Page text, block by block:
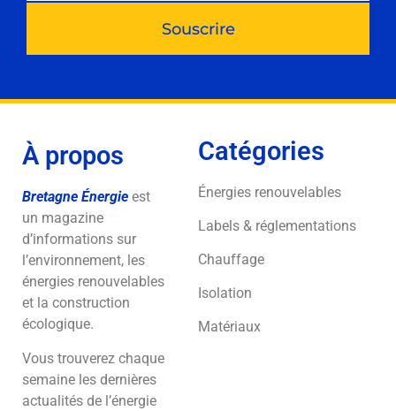
Souscrire
À propos
Bretagne Énergie est
un magazine
d’informations sur
l’environnement, les
énergies renouvelables
et la construction
écologique.
Vous trouverez chaque
semaine les dernières
actualités de l’énergie
Catégories
Énergies renouvelables
Labels & réglementations
Chauffage
Isolation
Matériaux